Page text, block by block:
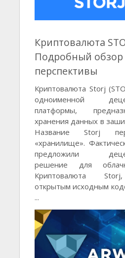
Криптовалюта
Подробный обзор
перспективы
Криптовалюта Storj
одноименной
платформы,
хранения данных в
Название Storj
«хранилище».
предложили
решение для
Криптовалюта
открытым исходным
...